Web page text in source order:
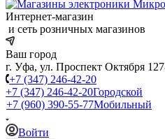
Интернет-магазин
и сеть розничных магазинов
Ваш город
г. Уфа, ул. Проспект Октября 127
+7 (347) 246-42-20
+7 (347) 246-42-20Городской
+7 (960) 390-55-77Мобильный
Войти